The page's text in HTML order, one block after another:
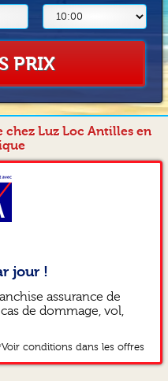
PRIX
Luz Loc Antilles en
jour !
assurance de
de dommage, vol,
conditions dans les offres